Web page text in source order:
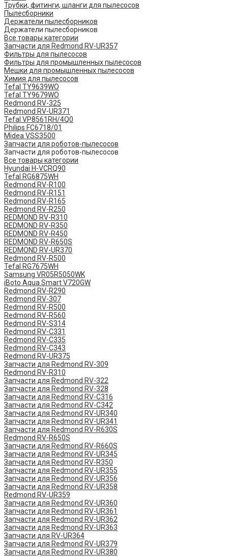
Трубки, фитинги, шланги для пылесосов
Пылесборники
Держатели пылесборников
Держатели пылесборников
Все товары категории
Запчасти для Redmond RV-UR357
Фильтры для пылесосов
Фильтры для промышленных пылесосов
Мешки для промышленных пылесосов
Химия для пылесосов
Tefal TY9639WO
Tefal TY9679WO
Redmond RV-325
Redmond RV-UR371
Tefal VP8561RH/4Q0
Philips FC6718/01
Midea VSS3500
Запчасти для роботов-пылесосов
Запчасти для роботов-пылесосов
Все товары категории
Hyundai H-VCRQ90
Tefal RG6875WH
Redmond RV-R100
Redmond RV-R151
Redmond RV-R165
Redmond RV-R250
REDMOND RV-R310
REDMOND RV-R350
REDMOND RV-R450
REDMOND RV-R650S
REDMOND RV-UR370
Redmond RV-R500
Tefal RG7675WH
Samsung VR05R5050WK
iBoto Aqua Smart V720GW
Redmond RV-R290
Redmond RV-307
Redmond RV-R500
Redmond RV-R560
Redmond RV-S314
Redmond RV-C331
Redmond RV-C335
Redmond RV-C343
Redmond RV-UR375
Запчасти для Redmond RV-309
Redmond RV-R310
Запчасти для Redmond RV-322
Запчасти для Redmond RV-328
Запчасти для Redmond RV-C316
Запчасти для Redmond RV-C342
Запчасти для Redmond RV-UR340
Запчасти для Redmond RV-UR341
Запчасти для Redmond RV-R630S
Redmond RV-R650S
Запчасти для Redmond RV-R660S
Запчасти для Redmond RV-UR345
Запчасти для Redmond RV-R350
Запчасти для Redmond RV-UR355
Запчасти для Redmond RV-UR356
Запчасти для Redmond RV-UR358
Redmond RV-UR359
Запчасти для Redmond RV-UR360
Запчасти для Redmond RV-UR361
Запчасти для Redmond RV-UR362
Запчасти для Redmond RV-UR363
Запчасти для RV-UR364
Запчасти для Redmond RV-UR379
Запчасти для Redmond RV-UR380